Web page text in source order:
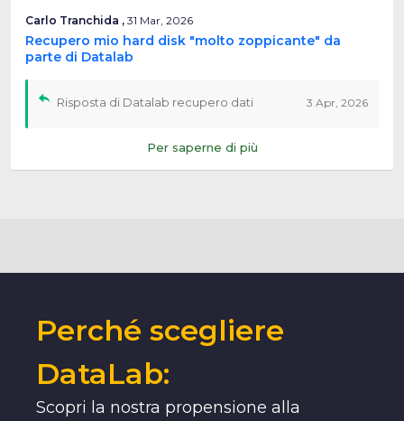
Carlo Tranchida , 31 Mar, 2026
Recupero mio hard disk "molto zoppicante" da
parte di Datalab
Risposta di Datalab recupero dati 3 Apr, 2026
Per saperne di più
Perché scegliere
DataLab:
Scopri la nostra propensione alla